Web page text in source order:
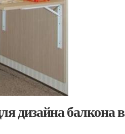
дизайна балкона в